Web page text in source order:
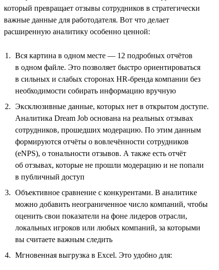
который превращает отзывы сотрудников в стратегически
важные данные для работодателя. Вот что делает
расширенную аналитику особенно ценной:
Вся картина в одном месте — 12 подробных отчётов
в одном файле. Это позволяет быстро ориентироваться
в сильных и слабых сторонах HR-бренда компании без
необходимости собирать информацию вручную
Эксклюзивные данные, которых нет в открытом доступе.
Аналитика Dream Job основана на реальных отзывах
сотрудников, прошедших модерацию. По этим данным
формируются отчёты о вовлечённости сотрудников
(eNPS), о тональности отзывов. А также есть отчёт
об отзывах, которые не прошли модерацию и не попали
в публичный доступ
Объективное сравнение с конкурентами. В аналитике
можно добавить неограниченное число компаний, чтобы
оценить свои показатели на фоне лидеров отрасли,
локальных игроков или любых компаний, за которыми
вы считаете важным следить
Мгновенная выгрузка в Excel. Это удобно для: